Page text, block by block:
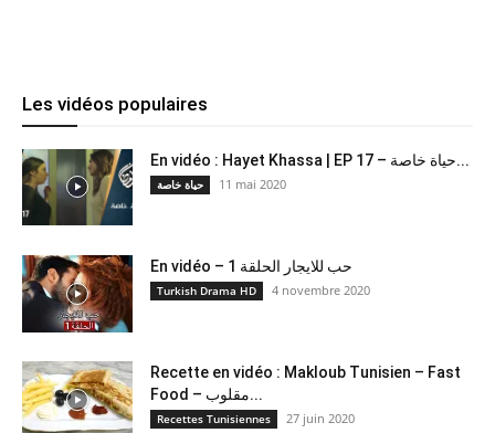
Les vidéos populaires
En vidéo : Hayet Khassa | EP 17 – حياة خاصة...
حياة خاصة 11 mai 2020
En vidéo – حب للايجار الحلقة 1
Turkish Drama HD 4 novembre 2020
Recette en vidéo : Makloub Tunisien – Fast
Food – مقلوب...
Recettes Tunisiennes 27 juin 2020